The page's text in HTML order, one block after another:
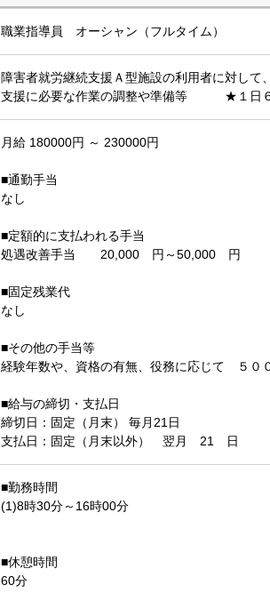
職業指導員 オーシャン（フルタイム）
障害者就労継続支援Ａ型施設の利用者に対し
支援に必要な作業の調整や準備等 ★１日
月給 180000円 ～ 230000円
■通勤手当
なし
■定額的に支払われる手当
処遇改善手当 20,000 円～50,000 円
■固定残業代
なし
■その他の手当等
経験年数や、資格の有無、役務に応じて ５０
■給与の締切・支払日
締切日：固定（月末） 毎月21日
支払日：固定（月末以外） 翌月 21 日
■勤務時間
(1)8時30分～16時00分
■休憩時間
60分